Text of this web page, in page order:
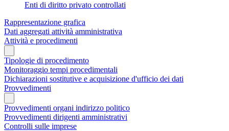
Enti di diritto privato controllati
Rappresentazione grafica
Dati aggregati attività amministrativa
Attività e procedimenti
Tipologie di procedimento
Monitoraggio tempi procedimentali
Dichiarazioni sostitutive e acquisizione d'ufficio dei dati
Provvedimenti
Provvedimenti organi indirizzo politico
Provvedimenti dirigenti amministrativi
Controlli sulle imprese